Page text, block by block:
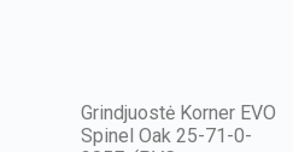
Grindjuostė Korner EVO
Spinel Oak 25-71-0-